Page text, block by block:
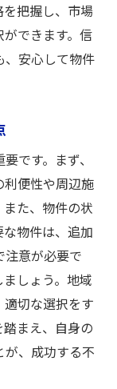
把握し、市場
できます。信
、安心して物件
です。まず、
便性や周辺施
た、物件の状
物件は、追加
意が必要で
しょう。地域
切な選択をす
まえ、自身の
、成功する不